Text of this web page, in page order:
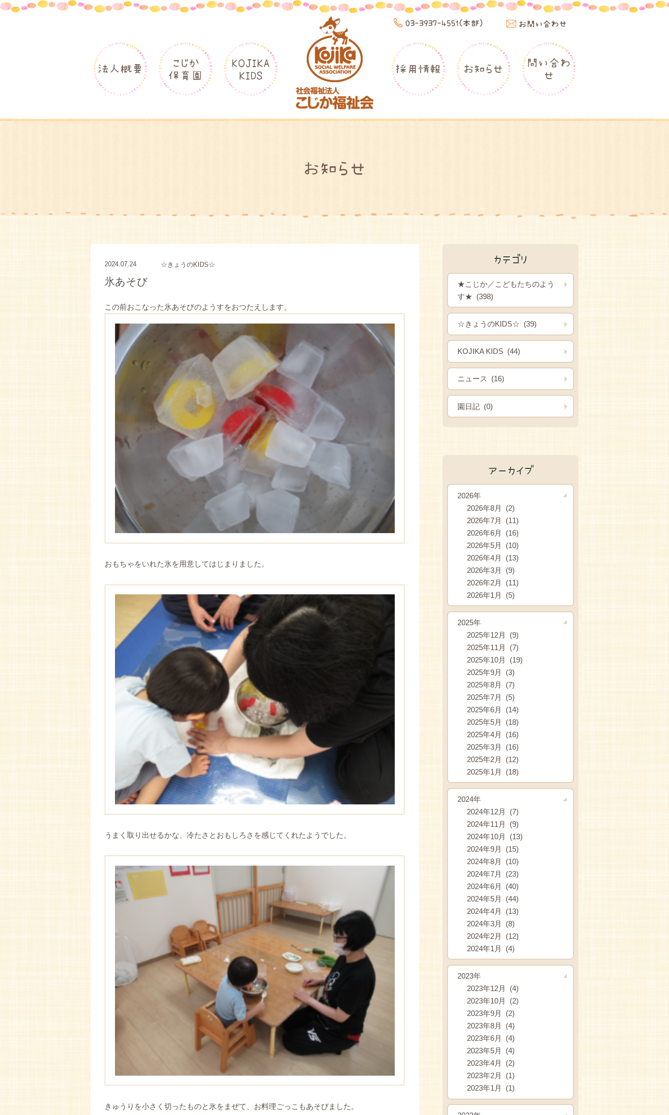
03-3937-4551(本部) お問い合わせ
法人概要
こじか
保育園
KOJIKA
KIDS
採用情報 お知らせ
問い合わ
せ
お知らせ
2024.07.24 ☆きょうのKIDS☆
氷あそび
この前おこなった氷あそびのようすをおつたえします。
おもちゃをいれた氷を用意してはじまりました。
うまく取り出せるかな、冷たさとおもしろさを感じてくれたようでした。
きゅうりを小さく切ったものと氷をまぜて、お料理ごっこもあそびました。
カテゴリ
★こじか／こどもたちのよう
す★ (398)
☆きょうのKIDS☆ (39)
KOJIKA KIDS (44)
ニュース (16)
園日記 (0)
アーカイブ
2026年
2026年8月 (2)
2026年7月 (11)
2026年6月 (16)
2026年5月 (10)
2026年4月 (13)
2026年3月 (9)
2026年2月 (11)
2026年1月 (5)
2025年
2025年12月 (9)
2025年11月 (7)
2025年10月 (19)
2025年9月 (3)
2025年8月 (7)
2025年7月 (5)
2025年6月 (14)
2025年5月 (18)
2025年4月 (16)
2025年3月 (16)
2025年2月 (12)
2025年1月 (18)
2024年
2024年12月 (7)
2024年11月 (9)
2024年10月 (13)
2024年9月 (15)
2024年8月 (10)
2024年7月 (23)
2024年6月 (40)
2024年5月 (44)
2024年4月 (13)
2024年3月 (8)
2024年2月 (12)
2024年1月 (4)
2023年
2023年12月 (4)
2023年10月 (2)
2023年9月 (2)
2023年8月 (4)
2023年6月 (4)
2023年5月 (4)
2023年4月 (2)
2023年2月 (1)
2023年1月 (1)